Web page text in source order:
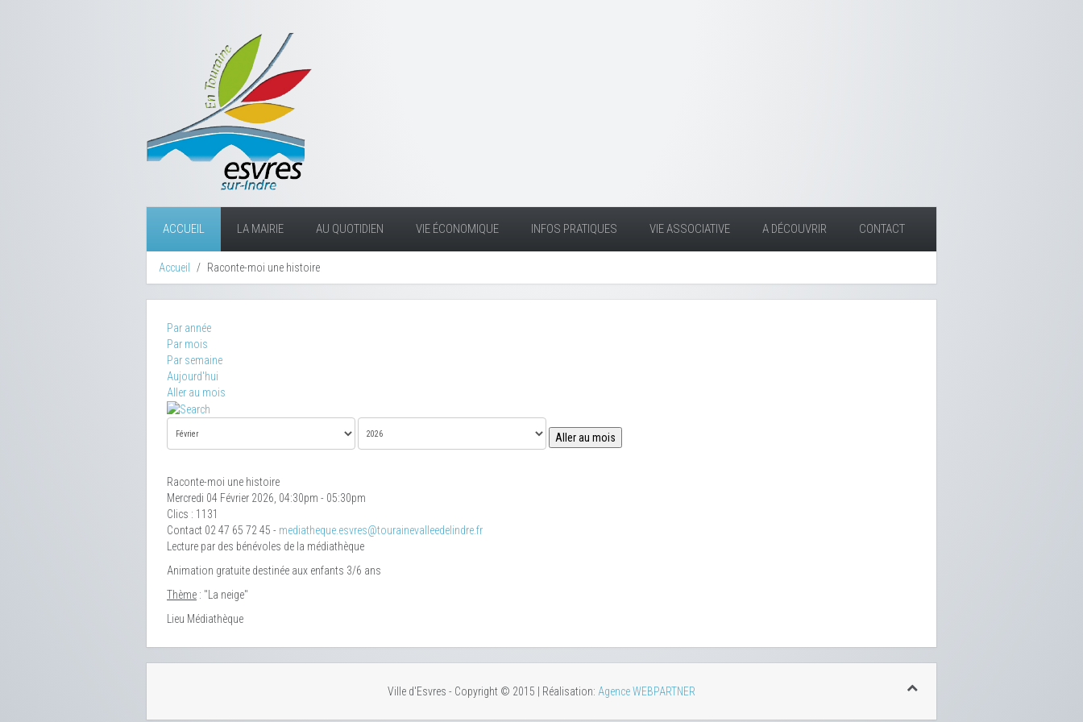
ACCUEIL LA MAIRIE AU QUOTIDIEN VIE ÉCONOMIQUE INFOS PRATIQUES VIE ASSOCIATIVE A DÉCOUVRIR CONTACT
Accueil Raconte-moi une histoire
Par année
Par mois
Par semaine
Aujourd'hui
Aller au mois
Aller au mois
Raconte-moi une histoire
Mercredi 04 Février 2026, 04:30pm - 05:30pm
Clics : 1131
Contact 02 47 65 72 45 - mediatheque.esvres@tourainevalleedelindre.fr
Lecture par des bénévoles de la médiathèque
Animation gratuite destinée aux enfants 3/6 ans
Thème : "La neige"
Lieu Médiathèque
Ville d'Esvres - Copyright © 2015 | Réalisation: Agence WEBPARTNER